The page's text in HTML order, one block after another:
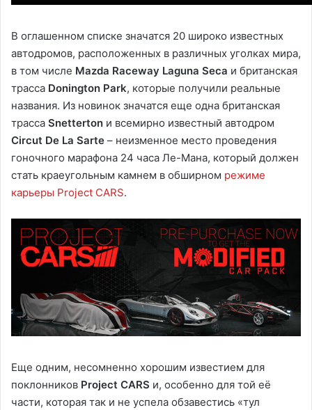
В оглашенном списке значатся 20 широко известных
автодромов, расположенных в различных уголках мира,
в том числе Mazda Raceway Laguna Seca и британская
трасса Donington Park, которые получили реальные
названия. Из новинок значатся еще одна британская
трасса Snetterton и всемирно известный автодром
Circut De La Sarte – неизменное место проведения
гоночного марафона 24 часа Ле-Мана, который должен
стать краеугольным камнем в обширном режиме
карьеры Project CARS.
Еще одним, несомненно хорошим известием для
поклонников Project CARS и, особенно для той её
части, которая так и не успела обзавестись «тул